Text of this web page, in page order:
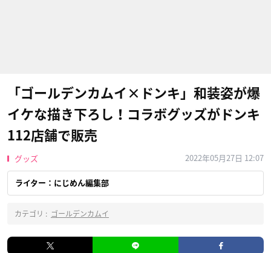
「ゴールデンカムイ×ドンキ」和装姿が爆
イケな描き下ろし！コラボグッズがドンキ
112店舗で販売
グッズ 2022年05月27日 12:07
ライター：にじめん編集部
カテゴリ : ゴールデンカムイ